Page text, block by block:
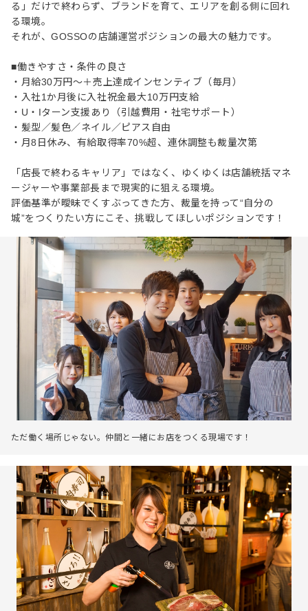
る」だけで終わらず、ブランドを育て、エリアを創る側に回れ
る環境。
それが、GOSSOの店舗運営ポジションの最大の魅力です。
■働きやすさ・条件の良さ
・月給30万円～＋売上達成インセンティブ（毎月）
・入社1か月後に入社祝金最大10万円支給
・U・Iターン支援あり（引越費用・社宅サポート）
・髪型／髪色／ネイル／ピアス自由
・月8日休み、有給取得率70%超、連休調整も裁量次第
「店長で終わるキャリア」ではなく、ゆくゆくは店舗統括マネ
ージャーや事業部長まで現実的に狙える環境。
評価基準が曖昧でくすぶってきた方、裁量を持って“自分の
城”をつくりたい方にこそ、挑戦してほしいポジションです！
ただ働く場所じゃない。仲間と一緒にお店をつくる現場です！